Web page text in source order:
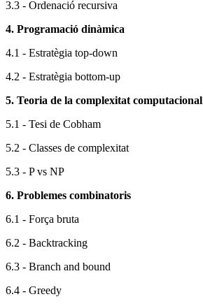
3.3 - Ordenació recursiva
4. Programació dinàmica
4.1 - Estratègia top-down
4.2 - Estratègia bottom-up
5. Teoria de la complexitat computacional
5.1 - Tesi de Cobham
5.2 - Classes de complexitat
5.3 - P vs NP
6. Problemes combinatoris
6.1 - Força bruta
6.2 - Backtracking
6.3 - Branch and bound
6.4 - Greedy